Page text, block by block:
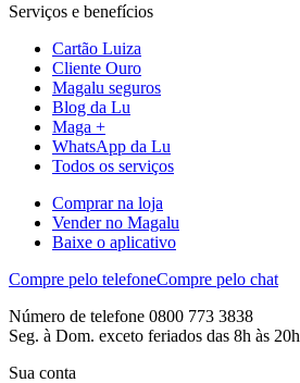
Serviços e benefícios
Cartão Luiza
Cliente Ouro
Magalu seguros
Blog da Lu
Maga +
WhatsApp da Lu
Todos os serviços
Comprar na loja
Vender no Magalu
Baixe o aplicativo
Compre pelo telefoneCompre pelo chat
Número de telefone 0800 773 3838
Seg. à Dom. exceto feriados das 8h às 20h
Sua conta